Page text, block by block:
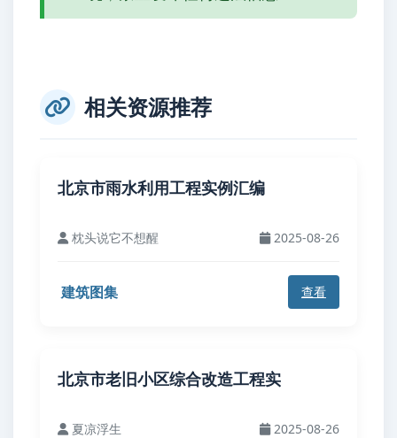
相关资源推荐
北京市雨水利用工程实例汇编
枕头说它不想醒 2025-08-26
建筑图集 查看
北京市老旧小区综合改造工程实
夏凉浮生 2025-08-26